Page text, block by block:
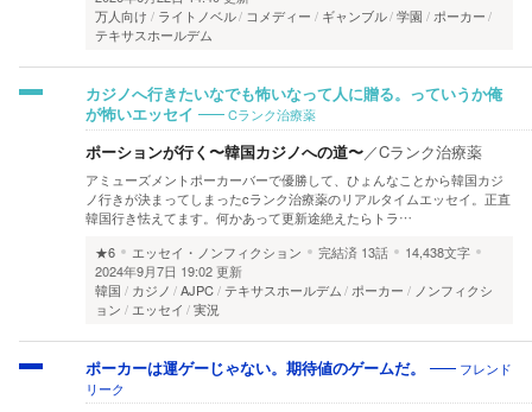
万人向け
ライトノベル コメディー ギャンブル 学園
ポーカー
テキサスホールデム
カジノへ行きたいなでも怖いなって人に贈る。っていうか俺
が怖いエッセイ
Cランク治療薬
ポーションが行く〜韓国カジノへの道〜／Cランク治療薬
アミューズメントポーカーバーで優勝して、ひょんなことから韓国カジ
ノ行きが決まってしまったcランク治療薬のリアルタイムエッセイ。正直
韓国行き怯えてます。何かあって更新途絶えたらトラ…
★6
エッセイ・ノンフィクション 完結済 13話
14,438文字
2024年9月7日 19:02 更新
韓国
カジノ AJPC テキサスホールデム ポーカー
ノンフィクシ
ョン
エッセイ 実況
ポーカーは運ゲーじゃない。期待値のゲームだ。
フレンド
リーク